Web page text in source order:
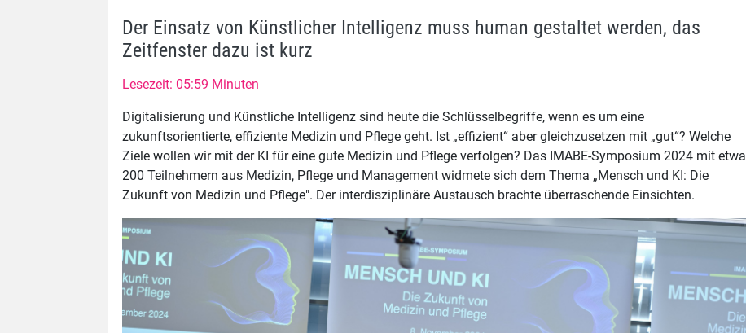
Der Einsatz von Künstlicher Intelligenz muss human gestaltet werden, das
Zeitfenster dazu ist kurz
Lesezeit: 05:59 Minuten
Digitalisierung und Künstliche Intelligenz sind heute die Schlüsselbegriffe, wenn es um eine
zukunftsorientierte, effiziente Medizin und Pflege geht. Ist „effizient“ aber gleichzusetzen mit „gut“? Welche
Ziele wollen wir mit der KI für eine gute Medizin und Pflege verfolgen? Das IMABE-Symposium 2024 mit etwa
200 Teilnehmern aus Medizin, Pflege und Management widmete sich dem Thema „Mensch und KI: Die
Zukunft von Medizin und Pflege". Der interdisziplinäre Austausch brachte überraschende Einsichten.